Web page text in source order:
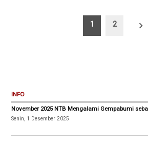
1 2
INFO
November 2025 NTB Mengalami Gempabumi
Senin, 1 Desember 2025